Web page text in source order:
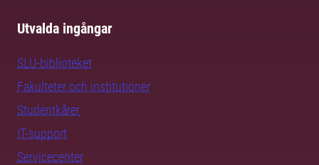
Utvalda ingångar
SLU-biblioteket
Fakulteter och institutioner
Studentkårer
IT-support
Servicecenter